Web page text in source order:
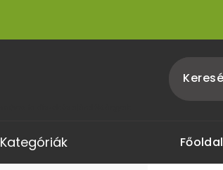
Kategóriák Főoldal